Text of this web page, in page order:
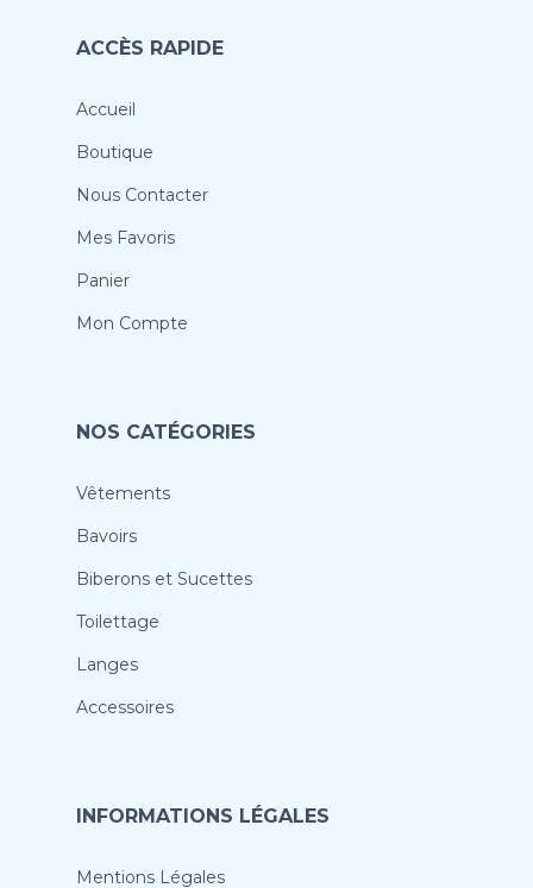
ACCÈS RAPIDE
Accueil
Boutique
Nous Contacter
Mes Favoris
Panier
Mon Compte
NOS CATÉGORIES
Vêtements
Bavoirs
Biberons et Sucettes
Toilettage
Langes
Accessoires
INFORMATIONS LÉGALES
Mentions Légales